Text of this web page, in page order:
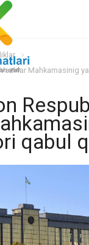
Mahkamasinig
qabul